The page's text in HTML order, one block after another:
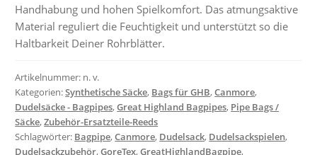
Handhabung und hohen Spielkomfort. Das atmungsaktive
Material reguliert die Feuchtigkeit und unterstützt so die
Haltbarkeit Deiner Rohrblätter.
Artikelnummer: n. v.
Kategorien:Synthetische Säcke, Bags für GHB,Canmore,
Dudelsäcke - Bagpipes,Great Highland Bagpipes, Pipe Bags /
Säcke,Zubehör-Ersatzteile-Reeds
Schlagwörter: Bagpipe,Canmore, Dudelsack, Dudelsackspielen,
Dudelsackzubehör,GoreTex,GreatHighlandBagpipe,